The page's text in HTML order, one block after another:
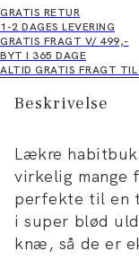
GRATIS RETUR
1-2 DAGES LEVERING
GRATIS FRAGT V/ 499,-
BYT I 365 DAGE
ALTID GRATIS FRAGT
Beskrivelse
Lækre
virkelig mange
perfekte til en
i super blød
knæ, så de er